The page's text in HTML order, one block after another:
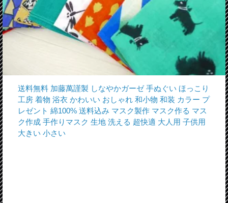
送料無料 加藤萬謹製 しなやかガーゼ 手ぬぐい ほっこり
工房 着物 浴衣 かわいい おしゃれ 和小物 和装 カラー プ
レゼント 綿100% 送料込み マスク製作 マスク作る マス
ク作成 手作りマスク 生地 洗える 超快適 大人用 子供用
大きい 小さい